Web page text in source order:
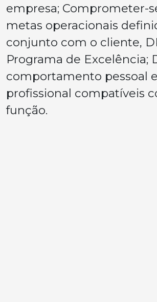
empresa; Comprometer-
metas operacionais
conjunto com o cliente,
Programa de Excelência;
comportamento pessoal e
profissional compatíveis
função.